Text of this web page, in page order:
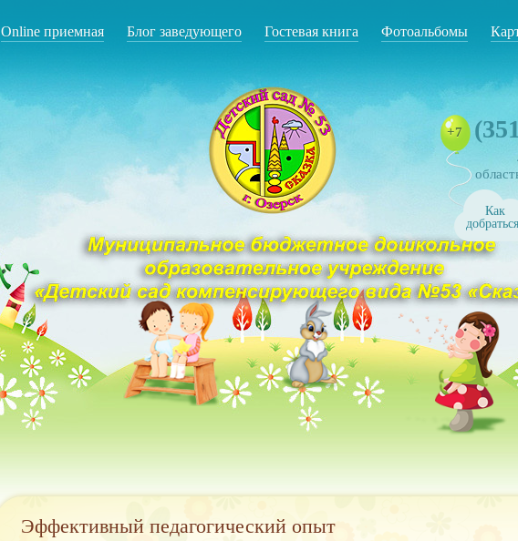
Online приемная Блог заведующего Гостевая книга Фотоальбомы
+7
Как
Эффективный педагогический опыт